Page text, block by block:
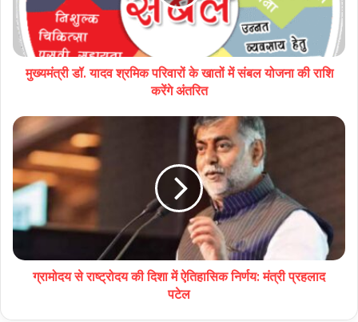
मुख्यमंत्री डॉ. यादव श्रमिक परिवारों के खातों में संबल योजना की राशि
करेंगे अंतरित
ग्रामोदय से राष्ट्रोदय की दिशा में ऐतिहासिक निर्णय: मंत्री प्रहलाद
पटेल